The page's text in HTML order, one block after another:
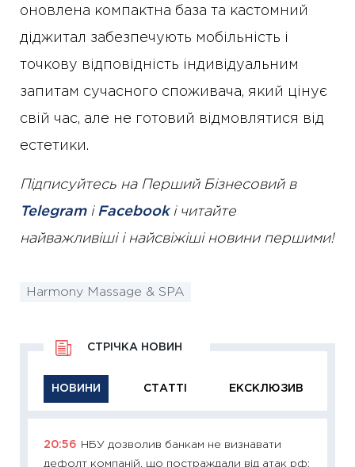
оновлена компактна база та кастомний
діджитал забезпечують мобільність і
точкову відповідність індивідуальним
запитам сучасного споживача, який цінує
свій час, але не готовий відмовлятися від
естетики.
Підписуйтесь на Перший Бізнесовий в
Telegramі Facebookі читайте
найважливіші і найсвіжіші новини першими!
Harmony Massage & SPA
НОВИНИ СТАТТІ ЕКСКЛЮЗИВ
СТРІЧКА НОВИН
20:56
НБУ дозволив банкам не визнавати
дефолт компаній, що постраждали від атак рф: